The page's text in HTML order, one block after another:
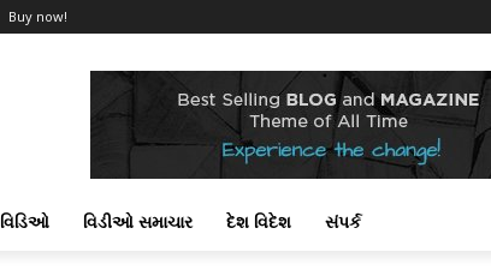
Buy now!
વિડિઓ વિડીઓ સમાચાર દેશ વિદેશ સંપર્ક